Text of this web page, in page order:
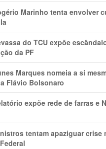
Marinho tenta envolver
do TCU expõe
da PF
Marques nomeia a si
Flávio Bolsonaro
expõe rede de farras e
tentam apaziguar crise